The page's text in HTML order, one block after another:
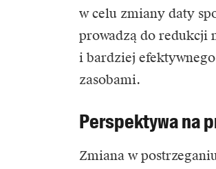
w celu zmiany daty
prowadzą do redukcji
i bardziej
zasobami.
Perspektywa na
Zmiana w